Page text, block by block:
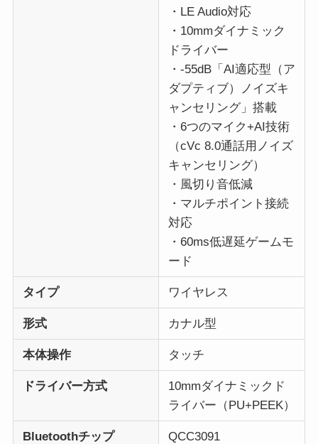
・LE Audio対応
・10mmダイナミック
ドライバー
・-55dB「AI適応型（ア
ダプティブ）ノイズキ
ャンセリング」搭載
・6つのマイク+AI技術
（cVc 8.0通話用ノイズ
キャンセリング）
・風切り音低減
・マルチポイント接続
対応
・60ms低遅延ゲームモ
ード
タイプ ワイヤレス
形式 カナル型
本体操作 タッチ
ドライバー方式
10mmダイナミックド
ライバー（PU+PEEK）
Bluetoothチップ QCC3091